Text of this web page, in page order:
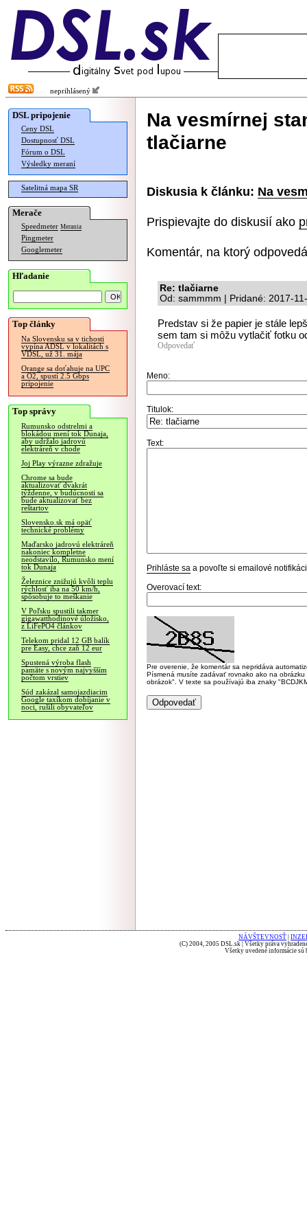
neprihlásený
DSL pripojenie
Ceny DSL
Dostupnosť DSL
Fórum o DSL
Výsledky meraní
Satelitná mapa SR
Merače
Speedmeter Merania
Pingmeter
Googlemeter
Hľadanie
Top články
Na Slovensku sa v tichosti
vypína ADSL v lokalitách s
VDSL, už 31. mája
Orange sa doťahuje na UPC
a O2, spustí 2.5 Gbps
pripojenie
Top správy
Rumunsko odstrelmi a
blokádou mení tok Dunaja,
aby udržalo jadrovú
elektráreň v chode
Joj Play výrazne zdražuje
Chrome sa bude
aktualizovať dvakrát
týždenne, v budúcnosti sa
bude aktualizovať bez
reštartov
Slovensko.sk má opäť
technické problémy
Maďarsko jadrovú elektráreň
nakoniec kompletne
neodstavilo, Rumunsko mení
tok Dunaja
Železnice znižujú kvôli teplu
rýchlosť iba na 50 km/h,
spôsobuje to meškanie
V Poľsku spustili takmer
gigawatthodinové úložisko,
z LiFePO4 článkov
Telekom pridal 12 GB balík
pre Easy, chce zaň 12 eur
Spustená výroba flash
pamäte s novým najvyšším
počtom vrstiev
Súd zakázal samojazdiacim
Google taxíkom dobíjanie v
noci, rušili obyvateľov
Na vesmírnej
tlačiarne
Diskusia k článku: Na
Prispievajte do diskusií ako
Komentár, na ktorý
Re: tlačiarne
Od: sammmm | Pridané: 2017-
Predstav si že papier je stále
sem tam si môžu vytlačiť fotku
Odpovedať
Meno:
Titulok:
Text:
Prihláste sa a povoľte si emailové
Overovací text:
Pre overenie, že komentár sa nepridáva
Písmená musíte zadávať rovnako ako na
obrázok". V texte sa používajú iba znaky
NÁVŠTEVNOSŤ
(C) 2004, 2005 DSL.sk | Všetky práva
Všetky uvedené informácie sú